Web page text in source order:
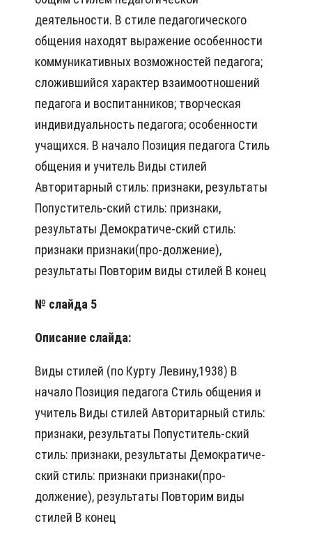
деятельности. В стиле педагогического
общения находят выражение особенности
коммуникативных возможностей педагога;
сложившийся характер взаимоотношений
педагога и воспитанников; творческая
индивидуальность педагога; особенности
учащихся. В начало Позиция педагога Стиль
общения и учитель Виды стилей
Авторитарный стиль: признаки, результаты
Попуститель-ский стиль: признаки,
результаты Демократиче-ский стиль:
признаки признаки(про-должение),
результаты Повторим виды стилей В конец
№ слайда 5
Описание слайда:
Виды стилей (по Курту Левину,1938) В
начало Позиция педагога Стиль общения и
учитель Виды стилей Авторитарный стиль:
признаки, результаты Попуститель-ский
стиль: признаки, результаты Демократиче-
ский стиль: признаки признаки(про-
должение), результаты Повторим виды
стилей В конец